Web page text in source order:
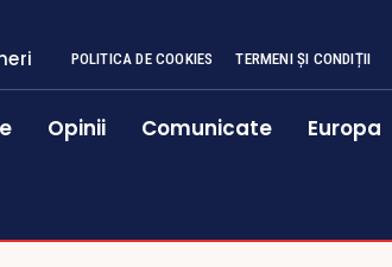
POLITICA DE COOKIES TERMENI ȘI CONDIȚII
Opinii Comunicate Europa